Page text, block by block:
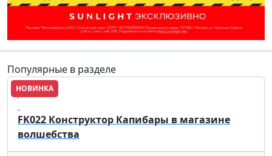
Популярные в разделе
НОВИНКА
JAKI
FK022 Конструктор Капибары в магазине
волшебства